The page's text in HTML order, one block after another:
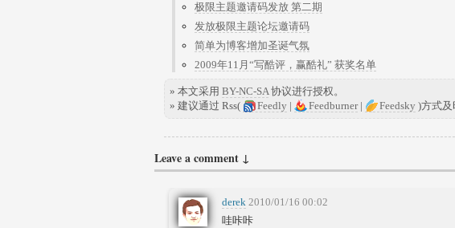
极限主题邀请码发放 第二期
发放极限主题论坛邀请码
简单为博客增加圣诞气氛
2009年11月“写酷评，赢酷礼” 获奖名单
» 本文采用 BY-NC-SA协议进行授权。
» 建议通过 Rss(
Feedly | Feedburner| Feedsky )方式及
Leave a comment ↓
derek 2010/01/16 00:02
哇咔咔